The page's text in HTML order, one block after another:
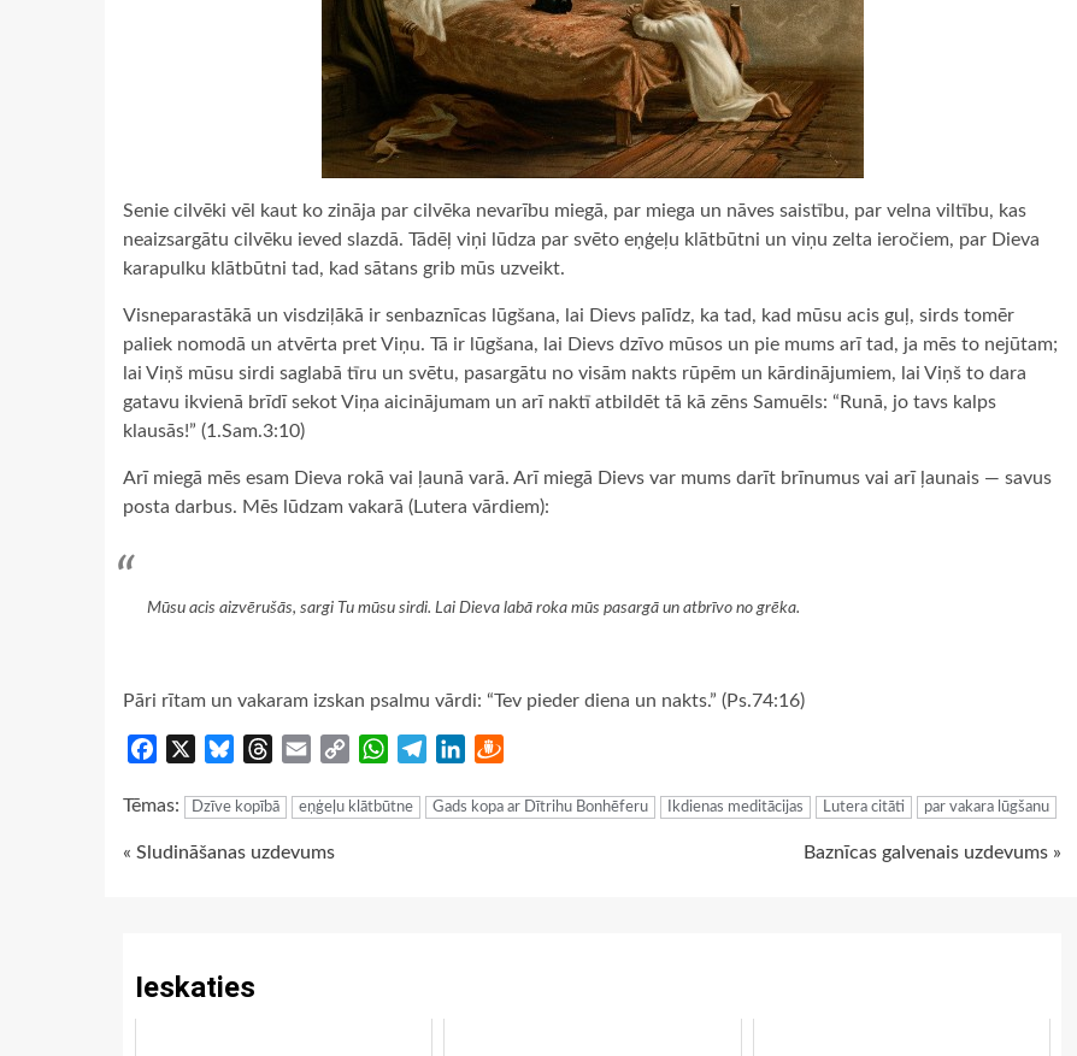
Senie cilvēki vēl kaut ko zināja par cilvēka nevarību miegā, par miega un nāves saistību, par velna viltību, kas
neaizsargātu cilvēku ieved slazdā. Tādēļ viņi lūdza par svēto eņģeļu klātbūtni un viņu zelta ieročiem, par Dieva
karapulku klātbūtni tad, kad sātans grib mūs uzveikt.
Visneparastākā un visdziļākā ir senbaznīcas lūgšana, lai Dievs palīdz, ka tad, kad mūsu acis guļ, sirds tomēr
paliek nomodā un atvērta pret Viņu. Tā ir lūgšana, lai Dievs dzīvo mūsos un pie mums arī tad, ja mēs to nejūtam;
lai Viņš mūsu sirdi saglabā tīru un svētu, pasargātu no visām nakts rūpēm un kārdinājumiem, lai Viņš to dara
gatavu ikvienā brīdī sekot Viņa aicinājumam un arī naktī atbildēt tā kā zēns Samuēls: “Runā, jo tavs kalps
klausās!” (1.Sam.3:10)
Arī miegā mēs esam Dieva rokā vai ļaunā varā. Arī miegā Dievs var mums darīt brīnumus vai arī ļaunais — savus
posta darbus. Mēs lūdzam vakarā (Lutera vārdiem):
Mūsu acis aizvērušās, sargi Tu mūsu sirdi. Lai Dieva labā roka mūs pasargā un atbrīvo no grēka.
Pāri rītam un vakaram izskan psalmu vārdi: “Tev pieder diena un nakts.” (Ps.74:16)
Facebook BlueskyThreads
Email
Copy
WhatsApp
TelegramLinkedIn
Tēmas: Dzīve kopībā eņģeļu klātbūtne Gads kopa ar Dītrihu Bonhēferu Ikdienas meditācijas Lutera citāti par vakara lūgšanu
Continue
« Sludināšanas uzdevums Baznīcas galvenais uzdevums »
Ieskaties